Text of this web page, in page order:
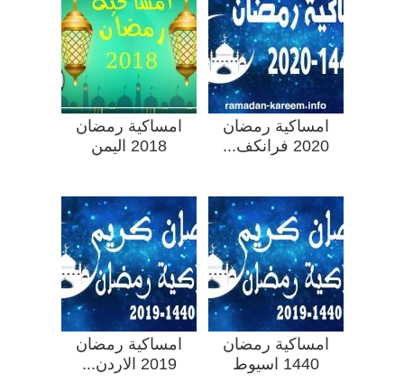
امساكية رمضان
2020 فرانكف...
امساكية رمضان
2018 اليمن
امساكية رمضان
1440 اسيوط
امساكية رمضان
2019 الاردن...